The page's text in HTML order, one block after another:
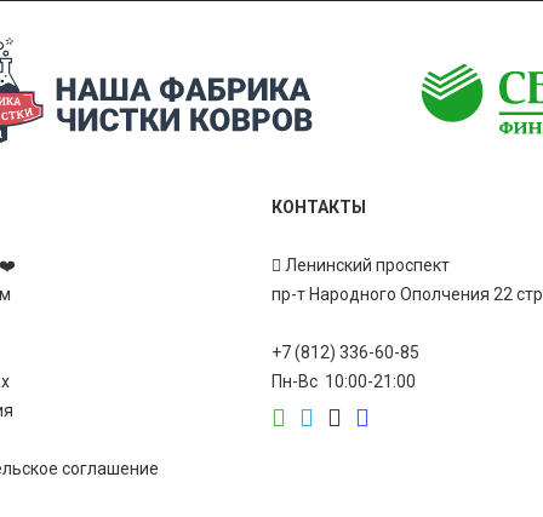
❤️
соглашение
КОНТАКТЫ
Ленинский проспект
пр-т Народного Ополчения 22
+7 (812) 336-60-85
Пн-Вс 10:00-21:00